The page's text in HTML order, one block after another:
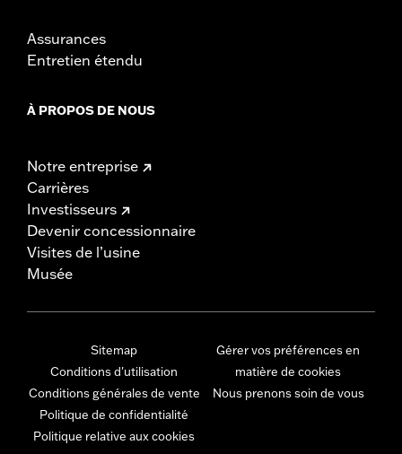
Assurances
Entretien étendu
À PROPOS DE NOUS
Notre entreprise
Carrières
Investisseurs
Devenir concessionnaire
Visites de l’usine
Musée
Sitemap
Conditions d'utilisation
Conditions générales de vente
Politique de confidentialité
Politique relative aux cookies
Gérer vos préférences en
matière de cookies
Nous prenons soin de vous